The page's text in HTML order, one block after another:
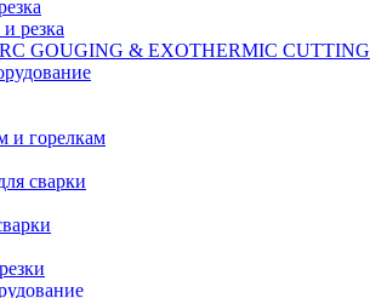
резка
GOUGING & EXOTHERMIC CUTTING
и горелкам
сварки